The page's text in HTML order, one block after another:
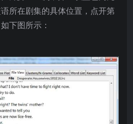
所在剧集的具体位置，点开第
下图所示：